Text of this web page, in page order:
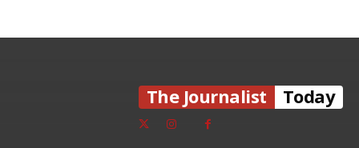
Today
The Journalist